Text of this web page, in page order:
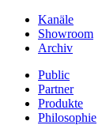
Kanäle
Showroom
Archiv
Public
Partner
Produkte
Philosophie